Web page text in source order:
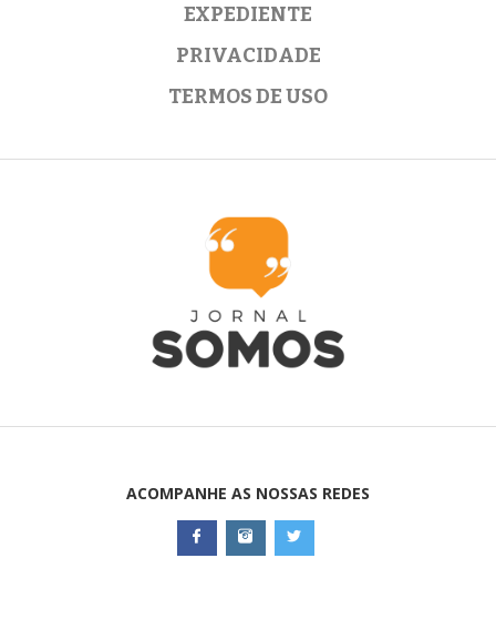
EXPEDIENTE
PRIVACIDADE
TERMOS DE USO
ACOMPANHE AS NOSSAS REDES